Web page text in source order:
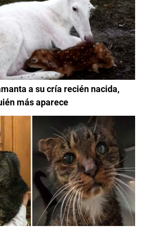
a su cría recién nacida,
más aparece